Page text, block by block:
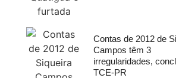
Contas de 2012 de
Campos têm 3
irregularidades,
TCE-PR